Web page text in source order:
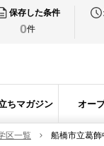
保存した条件
0件
ちマガジン オー
区一覧 船橋市立葛